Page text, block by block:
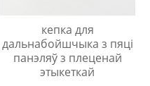
кепка для
дальнабойшчыка з пяці
панэляў з плеценай
этыкеткай